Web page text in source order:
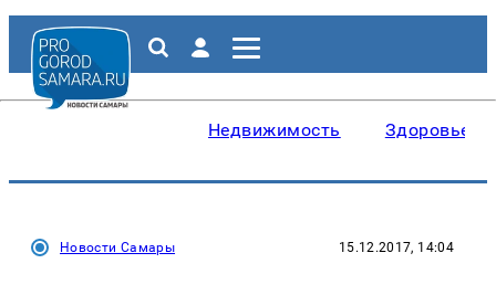
Недвижимость Здоровье
Новости Самары 15.12.2017, 14:04